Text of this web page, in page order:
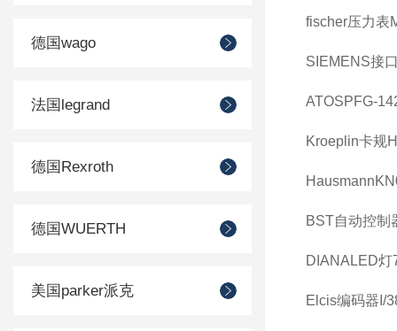
德国wago
法国legrand
德国Rexroth
德国WUERTH
美国parker派克
fischer压力表
SIEMENS接
ATOSPFG-
Kroeplin卡规
BST自动控制
DIANALED灯
Elcis编码器I/